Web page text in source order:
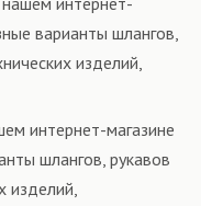
варианты шлангов,
изделий,
условиям
интернет-магазине
шлангов, рукавов
изделий,